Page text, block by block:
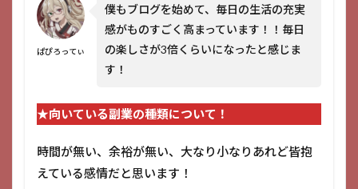
ぱぴろってぃ
僕もブログを始めて、毎日の生活の充実
感がものすごく高まっています！！毎日
の楽しさが3倍くらいになったと感じま
す！
★向いている副業の種類について！
時間が無い、余裕が無い、大なり小なりあれど皆抱
えている感情だと思います！